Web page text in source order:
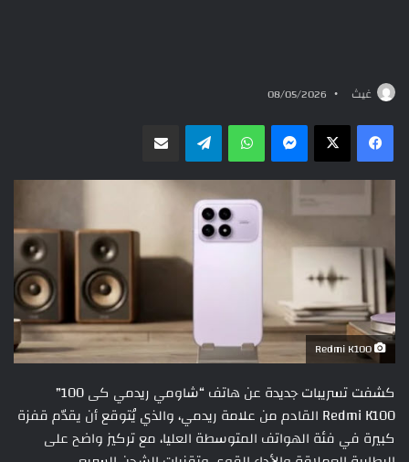
غيث 08/05/2026
ماسنجر واتسابتيلقرام
كشفت تسريبات جديدة عن هاتف “شاومي ريدمي كى 100”
Redmi K100 القادم من علامة ريدمي، والذي يُتوقع أن يقدّم قفزة
كبيرة في فئة الهواتف المتوسطة العليا، مع تركيز واضح على